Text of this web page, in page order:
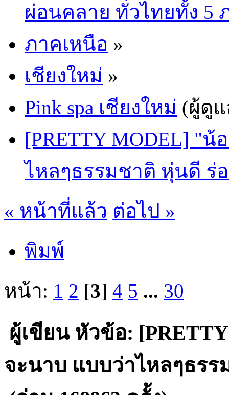
ผ่อนคลาย ทั่วไทยทั้ง 5
ภาคเหนือ »
เชียงใหม่ »
Pink spa เชียงใหม่ (ผู้ดู
[PRETTY MODEL] "น้
ไหลๆธรรมชาติ หุ่นดี ร่อ
« หน้าที่แล้ว ต่อไป »
พิมพ์
หน้า: 1 2 [3] 4 5 ... 30
ผู้เขียนหัวข้อ:
จะนาบ แบบว่าไหลๆธรร